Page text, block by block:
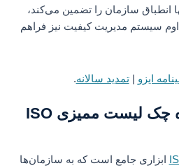
انطباق سازمان را تضمین می‌کند،
سیستم مدیریت کیفیت نیز فراهم
ایزو | تمدید سالانه.
سخن پایانی درباره چک لیست ممیزی ISO
ابزاری جامع است که به سازمان‌ها